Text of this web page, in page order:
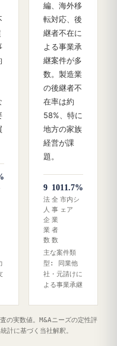
編、海外移
転対応、後
継者不在に
よる事業承
継案件が多
数。製造業
の後継者不
在率は約
58%、特に
地方の家族
経営が課
題。
9
法
人
企
業
数
10
全
事
業
者
数
11.7%
市内シ
ェア
主な案件類
型: 同業他
社・元請けに
よる事業承継
実数値。M&Aニーズの定性評
計に基づく当社解釈。